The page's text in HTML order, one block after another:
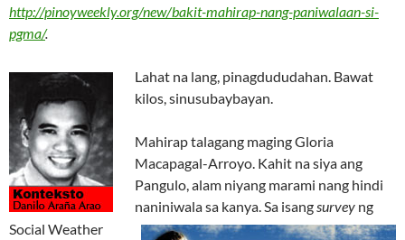
http://pinoyweekly.org/new/bakit-mahirap-nang-paniwalaan-si-
pgma/.
Lahat na lang, pinagdududahan. Bawat
kilos, sinusubaybayan.
Mahirap talagang maging Gloria
Macapagal-Arroyo. Kahit na siya ang
Pangulo, alam niyang marami nang hindi
naniniwala sa kanya. Sa isangsurvey ng
Social Weather